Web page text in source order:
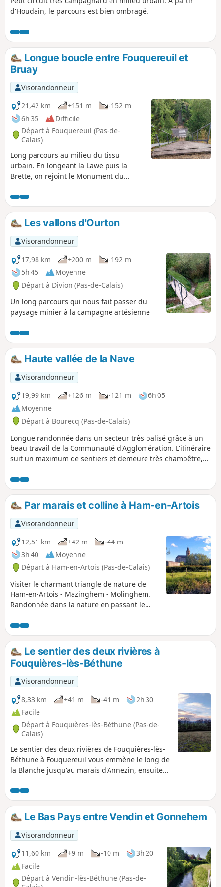
d'Houdain, le parcours est bien ombragé.
Longue boucle entre Fouquereuil et
Bruay
Visorandonneur
21,42 km
+151 m
-152 m
6h 35
Difficile
Départ à Fouquereuil (Pas-de-
Calais)
Long parcours au milieu du tissu
urbain. En longeant la Lawe puis la
Brette, on rejoint le Monument du
rejoint la Cité 4 de Bruay avant de rallier
le Bois des Dames en suivant le PR® du
Bois des Dames. La traversée du bois
nous conduit au terril avant de nous
mener face à Emmaüs. De là, le retour
se fait par le Bois de la Sablière.
Beaucoup de chemins et utilisation des
"Voies Bus" pour un parcours sur des
chemins praticables même en période
humide.
Les vallons d'Ourton
Visorandonneur
17,98 km
+200 m
-192 m
5h 45
Moyenne
Départ à Divion (Pas-de-Calais)
Un long parcours qui nous fait passer du
paysage minier à la campagne artésienne
Haute vallée de la Nave
Visorandonneur
19,99 km
+126 m -121 m
6h 05
Moyenne
Départ à Bourecq (Pas-de-Calais)
Longue randonnée dans un secteur très balisé grâce à un
beau travail de la Communauté d'Agglomération. L'itinéraire
suit un maximum de sentiers et demeure très champêtre,
Par marais et colline à Ham-en-Artois
Visorandonneur
12,51 km
+42 m
-44 m
3h 40
Moyenne
Départ à Ham-en-Artois (Pas-de-Calais)
Visiter le charmant triangle de nature de
Ham-en-Artois - Mazinghem - Molinghem.
Randonnée dans la nature en passant le
et retour par les champs. Découverte de la
vieille église de Mazinghem.
Le sentier des deux rivières à
Fouquières-lès-Béthune
Visorandonneur
8,33 km
+41 m -41 m
2h 30
Facile
Départ à Fouquières-lès-Béthune (Pas-de-
Calais)
Le sentier des deux rivières de Fouquières-lès-
Béthune à Fouquereuil vous emmène le long de
la Blanche jusqu'au marais d'Annezin, ensuite
cheminer au-dessus de l'eau tout en étant sous
une voie ferrée ! Ce circuit vous fera rejoindre le
terril de stockage de Fouquereuil (le Terril de la
Cuisse Maraune) et vous découvrirez depuis le
sommet un superbe panorama à 360°. Le retour
se fera par les champs.
Le Bas Pays entre Vendin et Gonnehem
Visorandonneur
11,60 km
+9 m -10 m
3h 20
Facile
Départ à Vendin-lès-Béthune (Pas-de-